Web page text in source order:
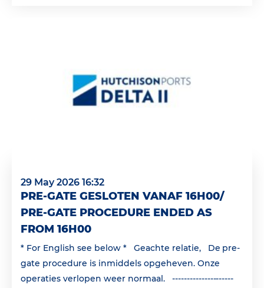
29 May 2026 16:32
PRE-GATE GESLOTEN VANAF 16H00/
PRE-GATE PROCEDURE ENDED AS
FROM 16H00
* For English see below * Geachte relatie, De pre-
gate procedure is inmiddels opgeheven. Onze
operaties verlopen weer normaal. ---------------------